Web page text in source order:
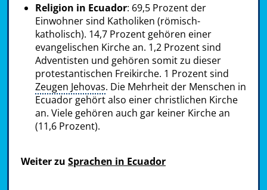
Religion in Ecuador: 69,5 Prozent der
Einwohner sind Katholiken (römisch-
katholisch). 14,7 Prozent gehören einer
evangelischen Kirche an. 1,2 Prozent sind
Adventisten und gehören somit zu dieser
protestantischen Freikirche. 1 Prozent sind
Zeugen Jehovas. Die Mehrheit der Menschen in
Ecuador gehört also einer christlichen Kirche
an. Viele gehören auch gar keiner Kirche an
(11,6 Prozent).
Weiter zu Sprachen in Ecuador